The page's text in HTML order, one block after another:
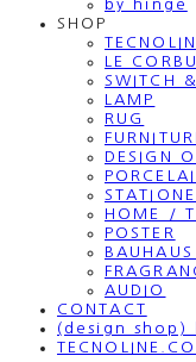
by hinge
SHOP
LE
SWITCH
LAMP
RUG
DESIGN
HOME /
POSTER
BAUHAUS
AUDIO
CONTACT
(design shop)